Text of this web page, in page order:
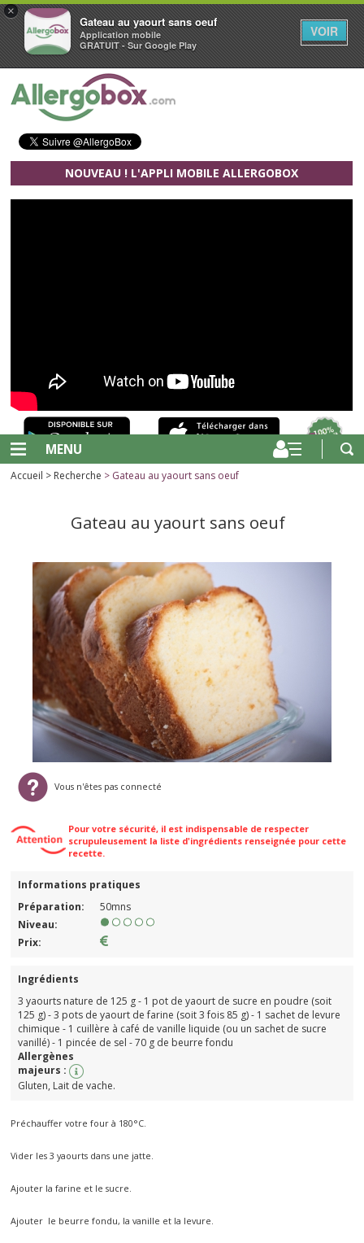
×
Gateau au yaourt sans oeuf
Application mobile
GRATUIT - Sur Google Play
VOIR
Aller au contenu principal
NOUVEAU ! L'APPLI MOBILE ALLERGOBOX
MENU
Accueil > Recherche > Gateau au yaourt sans oeuf
Gateau au yaourt sans oeuf
Vous n'êtes pas connecté
Pour votre sécurité, il est indispensable de respecter
scrupuleusement la liste d'ingrédients renseignée pour cette
recette.
Informations pratiques
Préparation:
50mns
Niveau:
Prix:
Ingrédients
3 yaourts nature de 125 g - 1 pot de yaourt de sucre en poudre (soit
125 g) - 3 pots de yaourt de farine (soit 3 fois 85 g) - 1 sachet de levure
chimique - 1 cuillère à café de vanille liquide (ou un sachet de sucre
vanillé) - 1 pincée de sel - 70 g de beurre fondu
Allergènes
majeurs :
Gluten, Lait de vache.
Préchauffer votre four à 180°C.
Vider les 3 yaourts dans une jatte.
Ajouter la farine et le sucre.
Ajouter le beurre fondu, la vanille et la levure.